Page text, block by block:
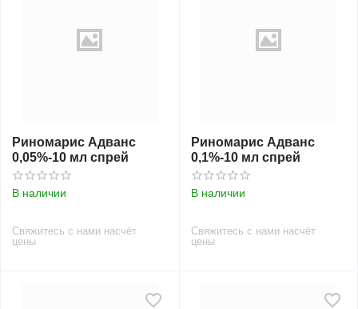
Риномарис Адванс
0,05%-10 мл спрей
В наличии
Свяжитесь с нами насчёт
цены
Риномарис Адванс
0,1%-10 мл спрей
В наличии
Свяжитесь с нами насчёт
цены